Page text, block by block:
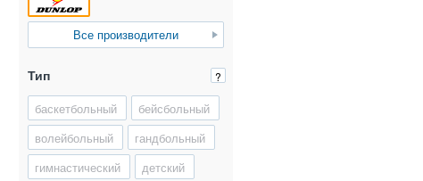
Все производители
Тип ?
баскетбольный
бейсбольный
волейбольный
гандбольный
гимнастический
детский